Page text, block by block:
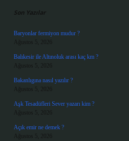
Son Yazılar
Baryonlar fermiyon mudur ?
Ağustos 5, 2026
Balıkesir ile Altınoluk arası kaç km ?
Ağustos 5, 2026
Bakanlıgına nasıl yazılır ?
Ağustos 5, 2026
Aşk Tesadüfleri Sever yazarı kim ?
Ağustos 5, 2026
Açık emir ne demek ?
Ağustos 5, 2026